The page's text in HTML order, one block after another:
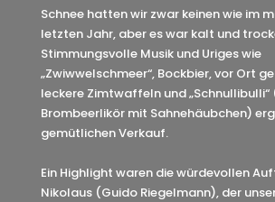
Schnee hatten wir zwar keinen wie im
letzten Jahr, aber es war kalt und
Stimmungsvolle Musik und Uriges wie
„Zwiwwelschmeer“, Bockbier, vor Ort
leckere Zimtwaffeln und „Schnullibulli“
Brombeerlikör mit Sahnehäubchen)
gemütlichen Verkauf.
Ein Highlight waren die würdevollen
Nikolaus (Guido Riegelmann), der